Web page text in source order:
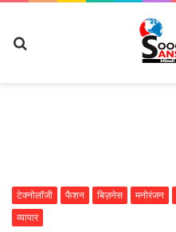
टेक्नोलॉजी फैशन बिज़नेस मनोरंजन
व्यापार